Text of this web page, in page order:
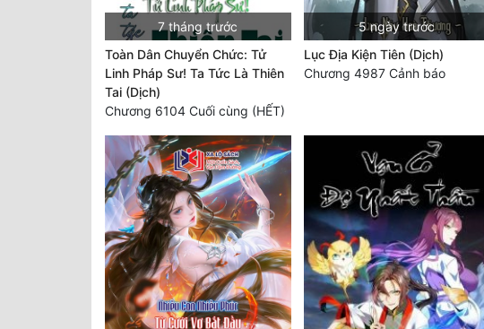
7 tháng trước
Toàn Dân Chuyển Chức: Tử
Linh Pháp Sư! Ta Tức Là Thiên
Tai (Dịch)
Chương 6104 Cuối cùng (HẾT)
5 ngày trước
Lục Địa Kiện Tiên (Dịch)
Chương 4987 Cảnh báo